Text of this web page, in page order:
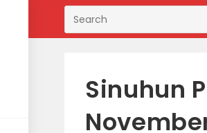
content
Sinuhun